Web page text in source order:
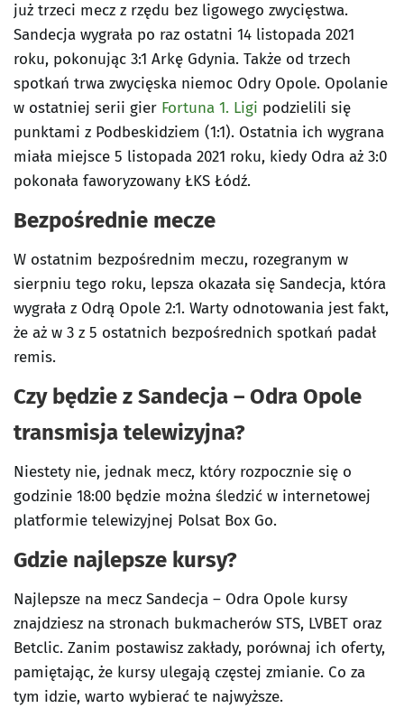
już trzeci mecz z rzędu bez ligowego zwycięstwa.
Sandecja wygrała po raz ostatni 14 listopada 2021
roku, pokonując 3:1 Arkę Gdynia. Także od trzech
spotkań trwa zwycięska niemoc Odry Opole. Opolanie
w ostatniej serii gier Fortuna 1. Ligi podzielili się
punktami z Podbeskidziem (1:1). Ostatnia ich wygrana
miała miejsce 5 listopada 2021 roku, kiedy Odra aż 3:0
pokonała faworyzowany ŁKS Łódź.
Bezpośrednie mecze
W ostatnim bezpośrednim meczu, rozegranym w
sierpniu tego roku, lepsza okazała się Sandecja, która
wygrała z Odrą Opole 2:1. Warty odnotowania jest fakt,
że aż w 3 z 5 ostatnich bezpośrednich spotkań padał
remis.
Czy będzie z Sandecja – Odra Opole
transmisja telewizyjna?
Niestety nie, jednak mecz, który rozpocznie się o
godzinie 18:00 będzie można śledzić w internetowej
platformie telewizyjnej Polsat Box Go.
Gdzie najlepsze kursy?
Najlepsze na mecz Sandecja – Odra Opole kursy
znajdziesz na stronach bukmacherów STS, LVBET oraz
Betclic. Zanim postawisz zakłady, porównaj ich oferty,
pamiętając, że kursy ulegają częstej zmianie. Co za
tym idzie, warto wybierać te najwyższe.